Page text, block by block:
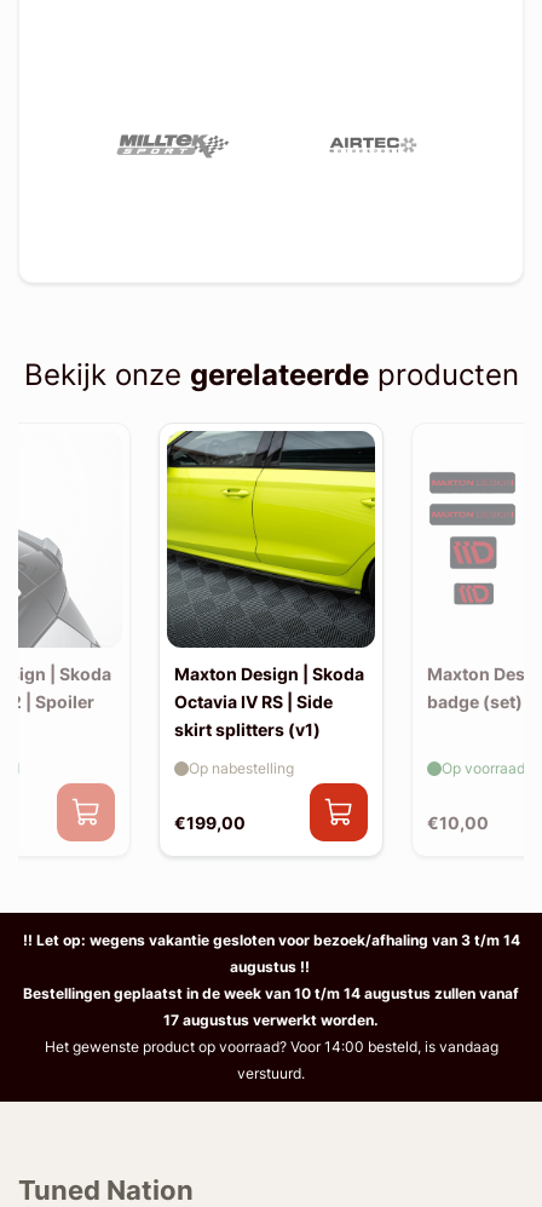
Bekijk onze gerelateerdeproducten
| Skoda
| Spoiler
Maxton Design | Skoda
Octavia IV RS | Side
skirt splitters (v1)
€199,00
Op nabestelling
Maxton
badge (set)
€10,00
Op voorraad
!! Let op: wegens vakantie gesloten voor bezoek/afhaling van 3 t/m 14
augustus !!
Bestellingen geplaatst in de week van 10 t/m 14 augustus zullen vanaf
17 augustus verwerkt worden.
Het gewenste product op voorraad? Voor 14:00 besteld, is vandaag
verstuurd.
Tuned Nation